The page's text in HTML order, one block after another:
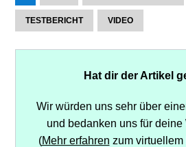
TESTBERICHT VIDEO
Hat dir der Artikel
Wir würden uns sehr über
und bedanken uns für deine
(Mehr erfahren zum